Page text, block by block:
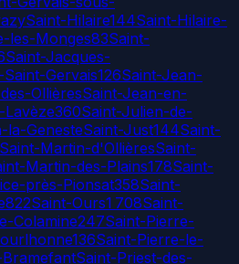
Saint-Hilaire144Saint-Hilaire-
les-Monges83Saint-
Saint-Jacques-
Gervais126Saint-Jean-
OllièresSaint-Jean-en-
360Saint-Julien-de-
la-GenesteSaint-Just144Saint-
Saint-Martin-d'OllièresSaint-
Martin-des-Plains178Saint-
près-Pionsat358Saint-
822Saint-Ours1 708Saint-
Colamine247Saint-Pierre-
136Saint-Pierre-le-
Saint-Priest-des-